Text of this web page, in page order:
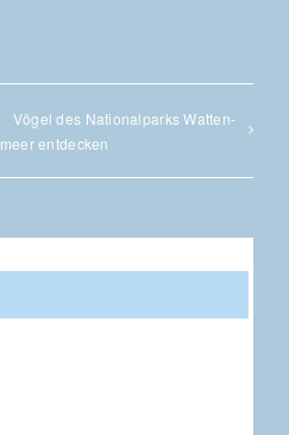
Vögel des Natio­nal­parks Wat­ten­
meer entdecken